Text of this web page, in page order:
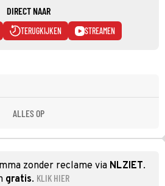
DIRECT NAAR
TERUGKIJKEN STREAMEN
ALLES OP
zonder reclame via NLZIET.
gratis. KLIK HIER